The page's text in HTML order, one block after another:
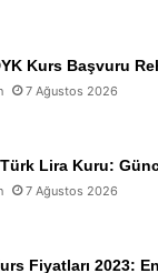
Kurs Başvuru
7 Ağustos 2026
Lira Kuru:
7 Ağustos 2026
Fiyatları 2023: